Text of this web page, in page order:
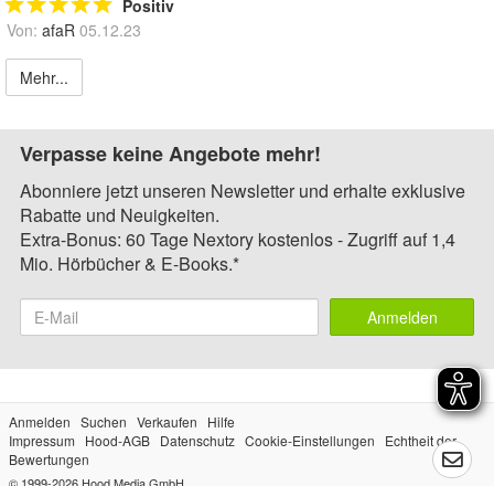
Positiv
Von: afaR 05.12.23
Mehr...
Verpasse keine Angebote mehr!
Abonniere jetzt unseren Newsletter und erhalte exklusive
Rabatte und Neuigkeiten.
Extra-Bonus: 60 Tage Nextory kostenlos - Zugriff auf 1,4
Mio. Hörbücher & E-Books.*
Anmelden
Anmelden Suchen Verkaufen
Hilfe
Impressum
Hood-AGB Datenschutz Cookie-Einstellungen
Echtheit der
Bewertungen